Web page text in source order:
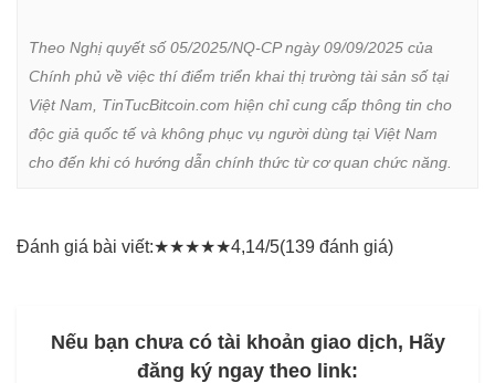
Theo Nghị quyết số 05/2025/NQ-CP ngày 09/09/2025 của
Chính phủ về việc thí điểm triển khai thị trường tài sản số tại
Việt Nam, TinTucBitcoin.com hiện chỉ cung cấp thông tin cho
độc giả quốc tế và không phục vụ người dùng tại Việt Nam
cho đến khi có hướng dẫn chính thức từ cơ quan chức năng.
Đánh giá bài viết:★★★★★4,14/5(139 đánh giá)
Nếu bạn chưa có tài khoản giao dịch, Hãy
đăng ký ngay theo link: